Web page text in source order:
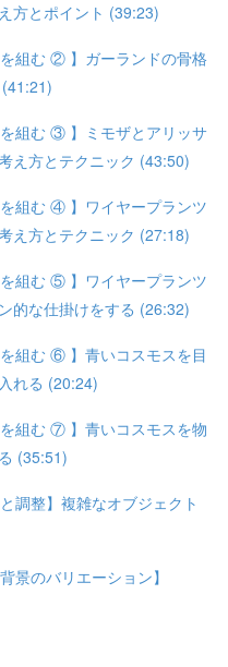
方とポイント (39:23)
組む ② 】ガーランドの骨格
組む ③ 】ミモザとアリッサ
え方とテクニック (43:50)
組む ④ 】ワイヤープランツ
え方とテクニック (27:18)
組む ⑤ 】ワイヤープランツ
的な仕掛けをする (26:32)
組む ⑥ 】青いコスモスを目
れる (20:24)
組む ⑦ 】青いコスモスを物
(35:51)
調整】複雑なオブジェクト
景のバリエーション】